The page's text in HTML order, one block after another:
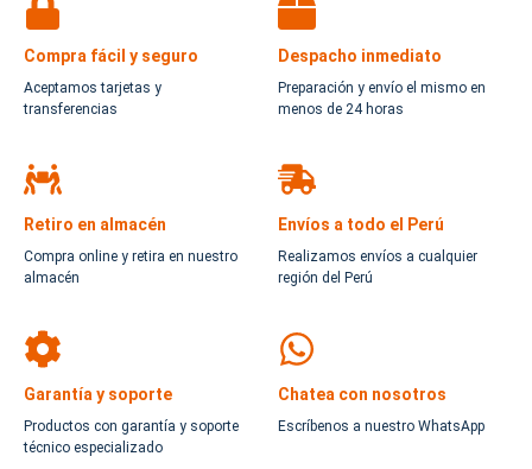
Compra fácil y seguro
Aceptamos tarjetas y
transferencias
Despacho inmediato
Preparación y envío el mismo en
menos de 24 horas
Retiro en almacén
Compra online y retira en nuestro
almacén
Envíos a todo el Perú
Realizamos envíos a cualquier
región del Perú
Garantía y soporte
Productos con garantía y soporte
técnico especializado
Chatea con nosotros
Escríbenos a nuestro WhatsApp